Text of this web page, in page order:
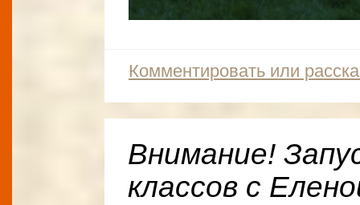
Комментировать или
Внимание!
классов с